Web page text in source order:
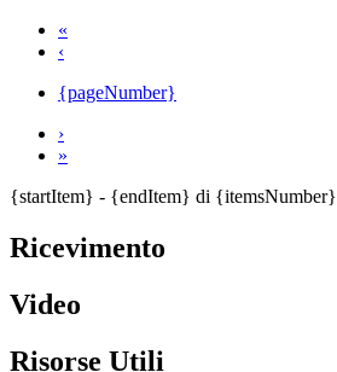
«
‹
{pageNumber}
›
»
{startItem} - {endItem} di {itemsNumber}
Ricevimento
Video
Risorse Utili